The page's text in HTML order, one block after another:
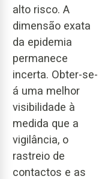
alto risco. A
dimensão exata
da epidemia
permanece
incerta. Obter-se-
á uma melhor
visibilidade à
medida que a
vigilância, o
rastreio de
contactos e as